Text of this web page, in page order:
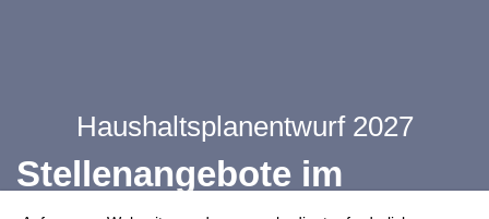
Haushaltsplanentwurf 2027
Stellenangebote im